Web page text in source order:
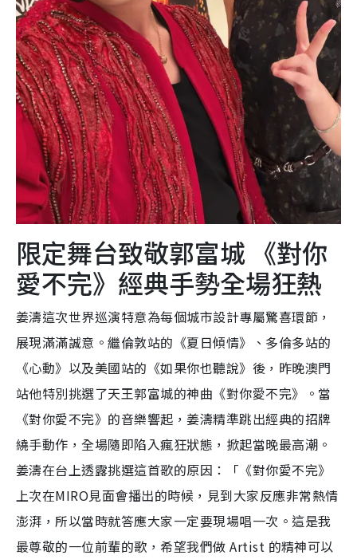
限定舞台致敬郭富城 《對你
愛不完》經典手勢全場狂熱
姜濤這次世界巡演特意為每個城市設計專屬驚喜環節，
展現滿滿誠意。繼倫敦站的《夏日傾情》、多倫多站的
《心動》以及美國站的《如果你也聽說》後，昨晚澳門
站他特別挑選了天王郭富城的神曲《對你愛不完》。當
《對你愛不完》的音樂響起，姜濤精準跳出經典的招牌
繞手動作，全場隨即陷入瘋狂狀態，掀起當晚最高潮。
姜濤在台上透露挑選這首歌的原因：「《對你愛不完》
上次在MIRO見面會播出的時候，見到大家反應非常熱情
澎湃，所以當時就答應大家一定要現場唱一次。這是我
最尊敬的一位前輩的歌，希望我們做 Artist 的精神可以